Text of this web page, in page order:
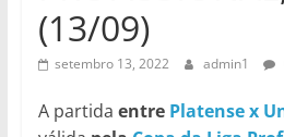
(13/09)
setembro 13, 2022 admin1
A partida entre Platense x